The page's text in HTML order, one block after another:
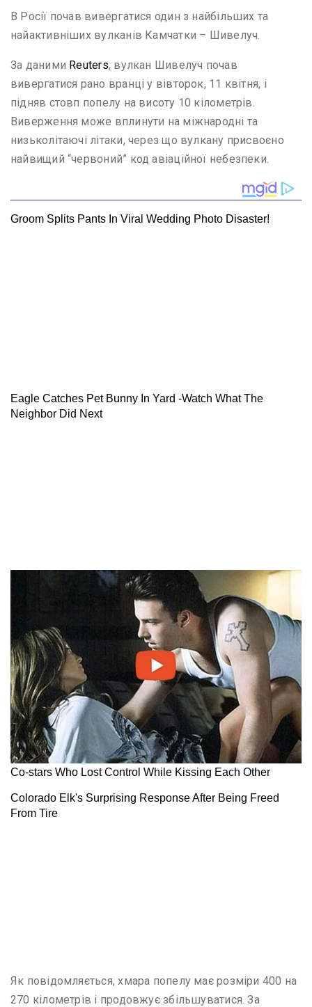
В Росії почав вивергатися один з найбільших та
найактивніших вулканів Камчатки – Шивелуч.
За даними Reuters, вулкан Шивелуч почав
вивергатися рано вранці у вівторок, 11 квітня, і
підняв стовп попелу на висоту 10 кілометрів.
Виверження може вплинути на міжнародні та
низьколітаючі літаки, через що вулкану присвоєно
найвищий “червоний” код авіаційної небезпеки.
Як повідомляється, хмара попелу має розміри 400 на
270 кілометрів і продовжує збільшуватися. За